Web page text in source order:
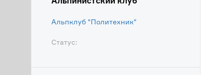
Альпклуб "Политехник"
Статус: